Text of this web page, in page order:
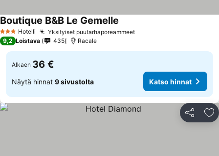
3 Tähtiluokitus
Hotelli Yksityiset puutarhaporeammeet
Boutique B&B Le Gemelle
9,2 Loistava 435 Racale
Alkaen 36 €
Näytä hinnat 9 sivustolta Katso hinnat
Jaa